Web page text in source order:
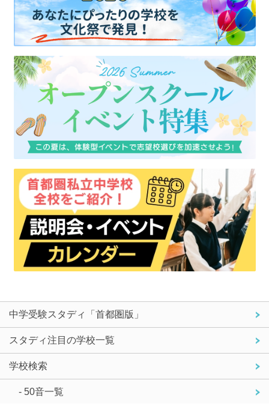
中学受験スタディ「首都圏版」
スタディ注目の学校一覧
学校検索
- 50音一覧